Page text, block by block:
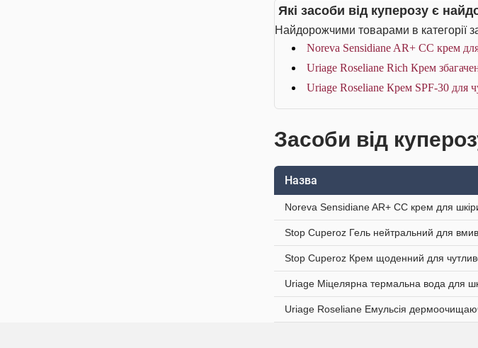
Які засоби від куперозу є
Найдорожчими товарами в категорії
Noreva Sensidiane AR+ СС крем
Uriage Roseliane Rich Крем
Uriage Roseliane Крем SPF-30 для
Засоби від
Назва
Noreva Sensidiane AR+ СС крем для
Stop Cuperoz Гель нейтральний для
Stop Cuperoz Крем щоденний для
Uriage Міцелярна термальна вода для
Uriage Roseliane Емульсія